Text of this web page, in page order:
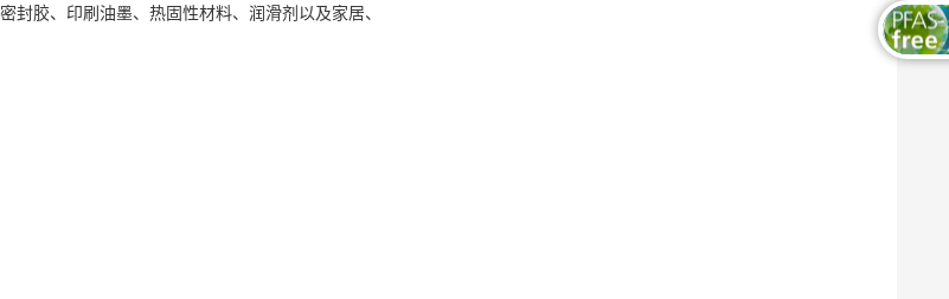
封胶、印刷油墨、热固性材料、润滑剂以及家居、